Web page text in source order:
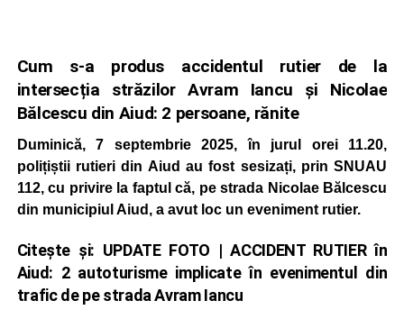
Cum s-a produs accidentul rutier de la
intersecția străzilor Avram Iancu și Nicolae
Bălcescu din Aiud: 2 persoane, rănite
Duminică, 7 septembrie 2025, în jurul orei 11.20,
polițiștii rutieri din Aiud au fost sesizați, prin SNUAU
112, cu privire la faptul că, pe strada Nicolae Bălcescu
din municipiul Aiud, a avut loc un eveniment rutier.
Citește și: UPDATE FOTO | ACCIDENT RUTIER în
Aiud: 2 autoturisme implicate în evenimentul din
trafic de pe strada Avram Iancu